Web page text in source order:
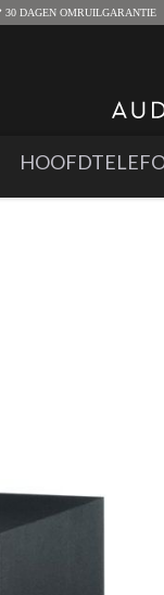
30 DAGEN OMRUILGARANTIE